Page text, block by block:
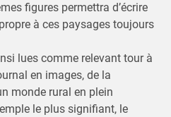
figures permettra d’écrire
à ces paysages toujours
lues comme relevant tour à
en images, de la
monde rural en plein
le plus signifiant, le